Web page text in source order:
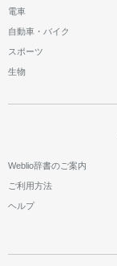
電車
自動車・バイク
スポーツ
生物
Weblio辞書のご案内
ご利用方法
ヘルプ